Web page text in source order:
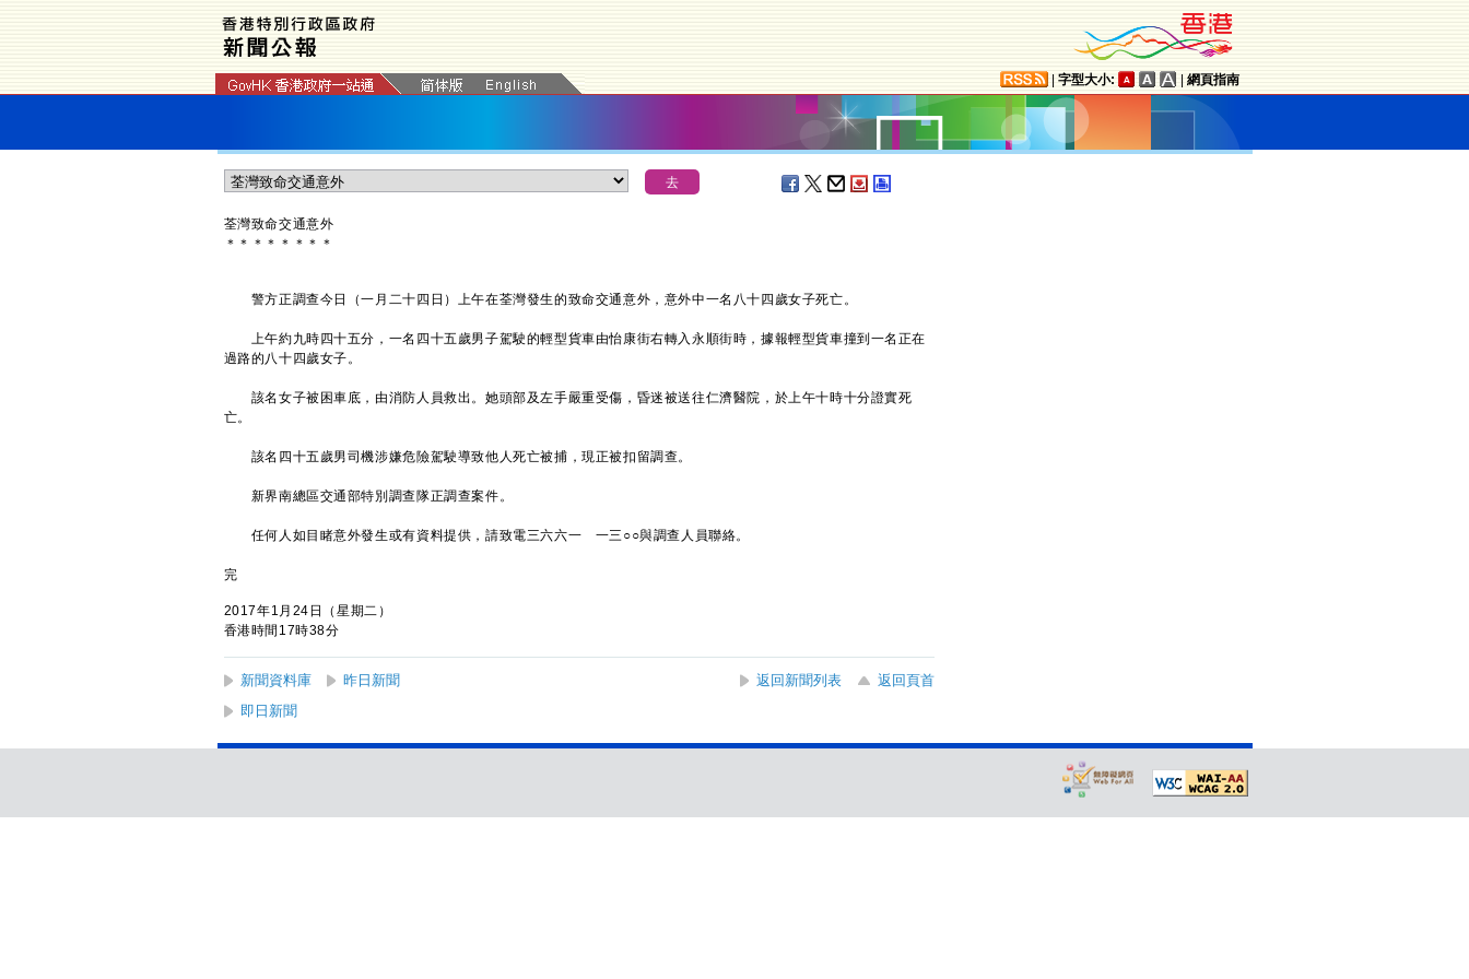
字型大小: 網頁指南
荃灣致命交通意外
＊ ＊ ＊ ＊ ＊ ＊ ＊ ＊
警方正調查今日（一月二十四日）上午在荃灣發生的致命交通意外，意外中一名八十四歲女子死亡。
上午約九時四十五分，一名四十五歲男子駕駛的輕型貨車由怡康街右轉入永順街時，據報輕型貨車撞到一名正在
過路的八十四歲女子。
該名女子被困車底，由消防人員救出。她頭部及左手嚴重受傷，昏迷被送往仁濟醫院，於上午十時十分證實死
亡。
該名四十五歲男司機涉嫌危險駕駛導致他人死亡被捕，現正被扣留調查。
新界南總區交通部特別調查隊正調查案件。
任何人如目睹意外發生或有資料提供，請致電三六六一 一三○○與調查人員聯絡。
完
2017年1月24日（星期二）
香港時間17時38分
新聞資料庫 昨日新聞 返回新聞列表
返回頁首
即日新聞